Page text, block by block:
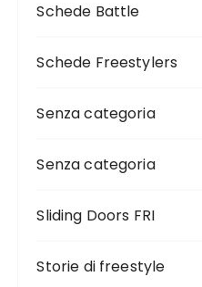
Schede Battle
Schede Freestylers
Senza categoria
Senza categoria
Sliding Doors FRI
Storie di freestyle